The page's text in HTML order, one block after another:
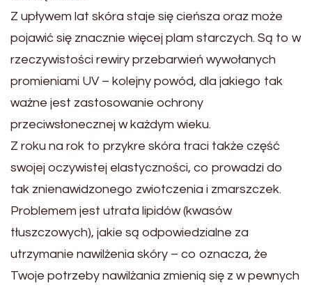
Z upływem lat skóra staje się cieńsza oraz może
pojawić się znacznie więcej plam starczych. Są to w
rzeczywistości rewiry przebarwień wywołanych
promieniami UV – kolejny powód, dla jakiego tak
ważne jest zastosowanie ochrony
przeciwsłonecznej w każdym wieku.
Z roku na rok to przykre skóra traci także część
swojej oczywistej elastyczności, co prowadzi do
tak znienawidzonego zwiotczenia i zmarszczek.
Problemem jest utrata lipidów (kwasów
tłuszczowych), jakie są odpowiedzialne za
utrzymanie nawilżenia skóry – co oznacza, że
Twoje potrzeby nawilżania zmienią się z w pewnych